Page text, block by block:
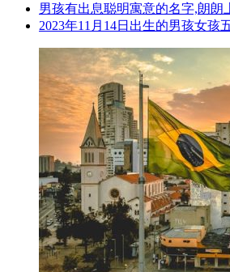
男孩有出息聪明寓意的名字,朗朗
2023年11月14日出生的男孩女孩